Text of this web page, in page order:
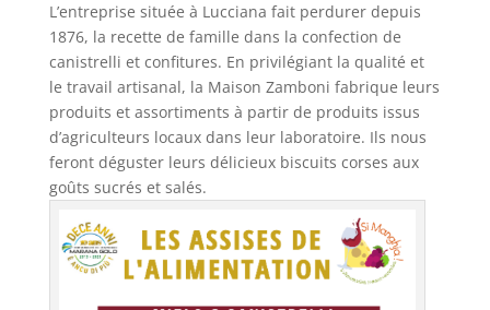
L’entreprise située à Lucciana fait perdurer depuis
1876, la recette de famille dans la confection de
canistrelli et confitures. En privilégiant la qualité et
le travail artisanal, la Maison Zamboni fabrique leurs
produits et assortiments à partir de produits issus
d’agriculteurs locaux dans leur laboratoire. Ils nous
feront déguster leurs délicieux biscuits corses aux
goûts sucrés et salés.